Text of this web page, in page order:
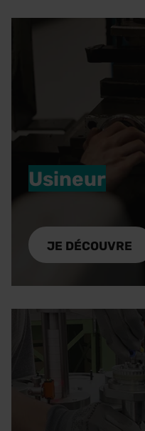
Usineur
industrielles,
outils pour usiner par
JE DÉCOUVRE